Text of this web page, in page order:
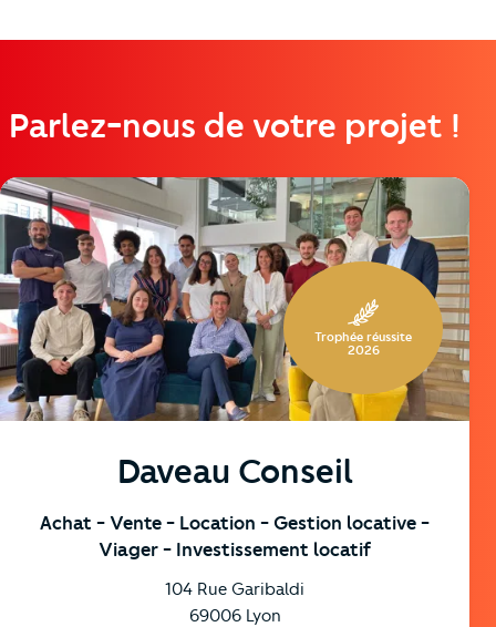
Parlez-nous de votre projet !
https://cutjhqvjma.cloudimg.io/_prod_/orpibackend/
Daveau Conseil
Achat - Vente - Location - Gestion locative -
Viager - Investissement locatif
104 Rue Garibaldi
69006 Lyon
Trophée réussite
2026